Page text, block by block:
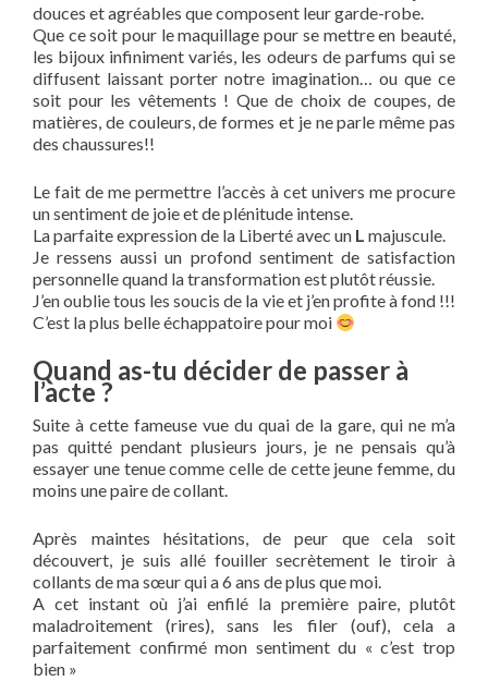
douces et agréables que composent leur garde-robe.
Que ce soit pour le maquillage pour se mettre en beauté,
les bijoux infiniment variés, les odeurs de parfums qui se
diffusent laissant porter notre imagination… ou que ce
soit pour les vêtements ! Que de choix de coupes, de
matières, de couleurs, de formes et je ne parle même pas
des chaussures!!
Le fait de me permettre l’accès à cet univers me procure
un sentiment de joie et de plénitude intense.
La parfaite expression de la Liberté avec un L majuscule.
Je ressens aussi un profond sentiment de satisfaction
personnelle quand la transformation est plutôt réussie.
J’en oublie tous les soucis de la vie et j’en profite à fond !!!
C’est la plus belle échappatoire pour moi
Quand as-tu décider de passer à
l’acte ?
Suite à cette fameuse vue du quai de la gare, qui ne m’a
pas quitté pendant plusieurs jours, je ne pensais qu’à
essayer une tenue comme celle de cette jeune femme, du
moins une paire de collant.
Après maintes hésitations, de peur que cela soit
découvert, je suis allé fouiller secrètement le tiroir à
collants de ma sœur qui a 6 ans de plus que moi.
A cet instant où j’ai enfilé la première paire, plutôt
maladroitement (rires), sans les filer (ouf), cela a
parfaitement confirmé mon sentiment du « c’est trop
bien »